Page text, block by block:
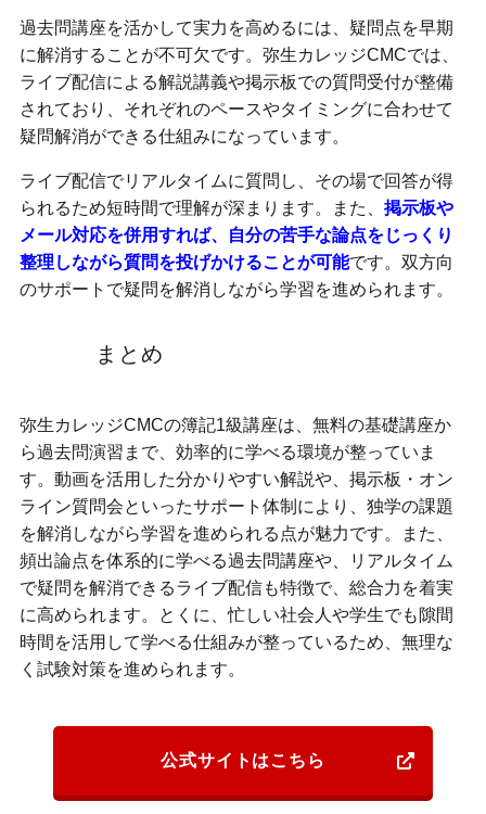
過去問講座を活かして実力を高めるには、疑問点を早期
に解消することが不可欠です。弥生カレッジCMCでは、
ライブ配信による解説講義や掲示板での質問受付が整備
されており、それぞれのペースやタイミングに合わせて
疑問解消ができる仕組みになっています。
ライブ配信でリアルタイムに質問し、その場で回答が得
られるため短時間で理解が深まります。また、 掲示板や
メール対応を併用すれば、自分の苦手な論点をじっくり
整理しながら質問を投げかけることが可能です。双方向
のサポートで疑問を解消しながら学習を進められます。
まとめ
弥生カレッジCMCの簿記1級講座は、無料の基礎講座か
ら過去問演習まで、効率的に学べる環境が整っていま
す。動画を活用した分かりやすい解説や、掲示板・オン
ライン質問会といったサポート体制により、独学の課題
を解消しながら学習を進められる点が魅力です。また、
頻出論点を体系的に学べる過去問講座や、リアルタイム
で疑問を解消できるライブ配信も特徴で、総合力を着実
に高められます。とくに、忙しい社会人や学生でも隙間
時間を活用して学べる仕組みが整っているため、無理な
く試験対策を進められます。
公式サイトはこちら